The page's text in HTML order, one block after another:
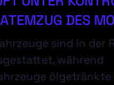
DES
sind in der
während
ölgetränkte